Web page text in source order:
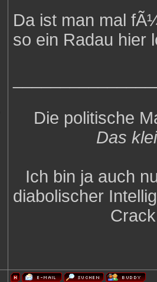
Da ist man mal
so ein Radau hier
Die politische
Das
Ich bin ja auch
diabolischer